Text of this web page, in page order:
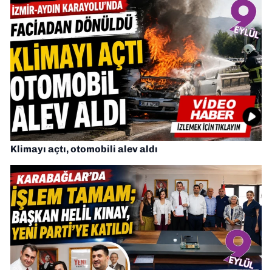
Klimayı açtı, otomobili alev aldı